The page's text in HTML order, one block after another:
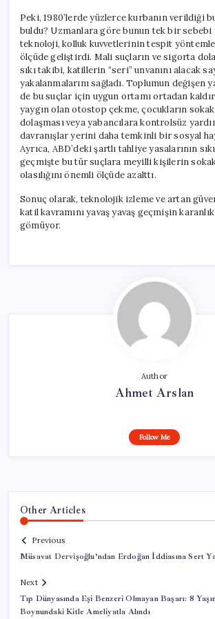
Peki, 1980’lerde yüzlerce kurbanın verildiği
buldu? Uzmanlara göre bunun tek bir sebebi
teknoloji, kolluk kuvvetlerinin tespit
ölçüde geliştirdi. Mali suçların ve sigorta
sıkı takibi, katillerin “seri” unvanını alacak
yakalanmalarını sağladı. Toplumun değişen
de bu suçlar için uygun ortamı ortadan
yaygın olan otostop çekme, çocukların
dolaşması veya yabancılara kontrolsüz
davranışlar yerini daha temkinli bir sosyal
Ayrıca, ABD’deki şartlı tahliye yasalarının
geçmişte bu tür suçlara meyilli kişilerin
olasılığını önemli ölçüde azalttı.
Sonuç olarak, teknolojik izleme ve artan
katil kavramını yavaş yavaş geçmişin
gömüyor.
Author
Ahmet Arslan
Follow Me
Other Articles
Previous
Müsavat Dervişoğlu’ndan Erdoğan İddiasına Sert
Next
Tıp Dünyasında Eşi Benzeri Olmayan Başarı: 8
Boynundaki Kitle Ameliyatla Alındı